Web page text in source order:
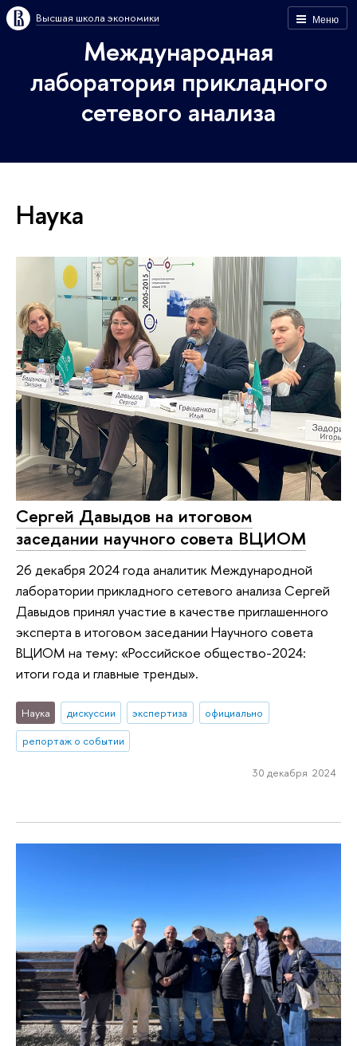
Меню
Высшая школа экономики
Международная
лаборатория прикладного
сетевого анализа
Наука
Сергей Давыдов на итоговом
заседании научного совета ВЦИОМ
26 декабря 2024 года аналитик Международной
лаборатории прикладного сетевого анализа Сергей
Давыдов принял участие в качестве приглашенного
эксперта в итоговом заседании Научного совета
ВЦИОМ на тему: «Российское общество-2024:
итоги года и главные тренды».
Наука дискуссии экспертиза
официально
репортаж о событии
30 декабря 2024